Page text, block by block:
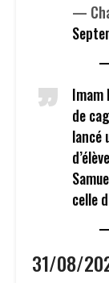
—
Imam
de
lancé
celle
31/08/